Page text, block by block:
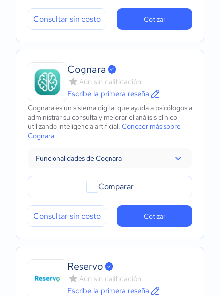
Consultar sin costo Cotizar
Cognara
Aún sin calificación
Escribe la primera reseña
Cognara es un sistema digital que ayuda a psicólogos a
administrar su consulta y mejorar el análisis clínico
utilizando inteligencia artificial. Conocer más sobre
Cognara
Funcionalidades de Cognara
Comparar
Consultar sin costo Cotizar
Reservo
Aún sin calificación
Escribe la primera reseña